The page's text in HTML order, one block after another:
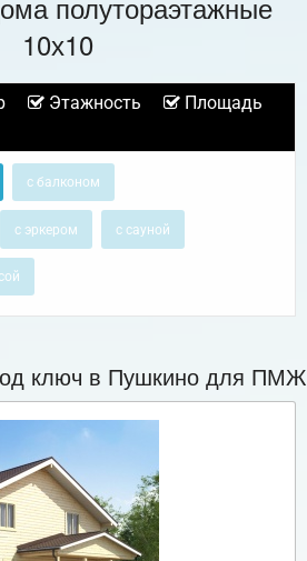
10х10
Этажность
Площадь
с балконом
с эркером с сауной
ключ в Пушкино для ПМЖ